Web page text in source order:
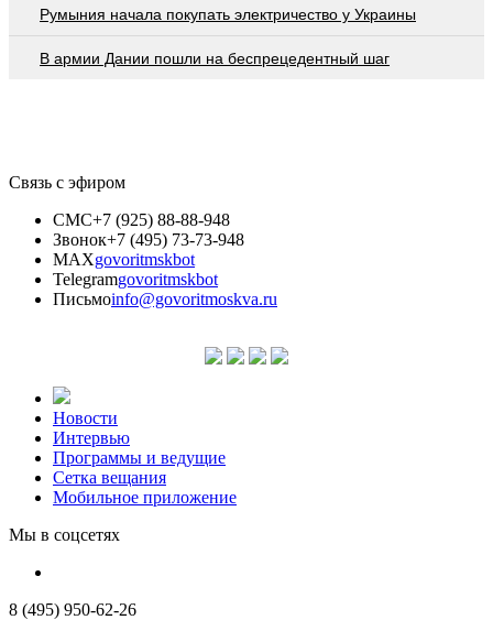
Румыния начала покупать электричество у Украины
В армии Дании пошли на беспрецедентный шаг
Связь с эфиром
СМС+7 (925) 88-88-948
Звонок+7 (495) 73-73-948
MAXgovoritmskbot
Telegramgovoritmskbot
Письмоinfo@govoritmoskva.ru
Новости
Интервью
Программы и ведущие
Сетка вещания
Мобильное приложение
Мы в соцсетях
8 (495) 950-62-26